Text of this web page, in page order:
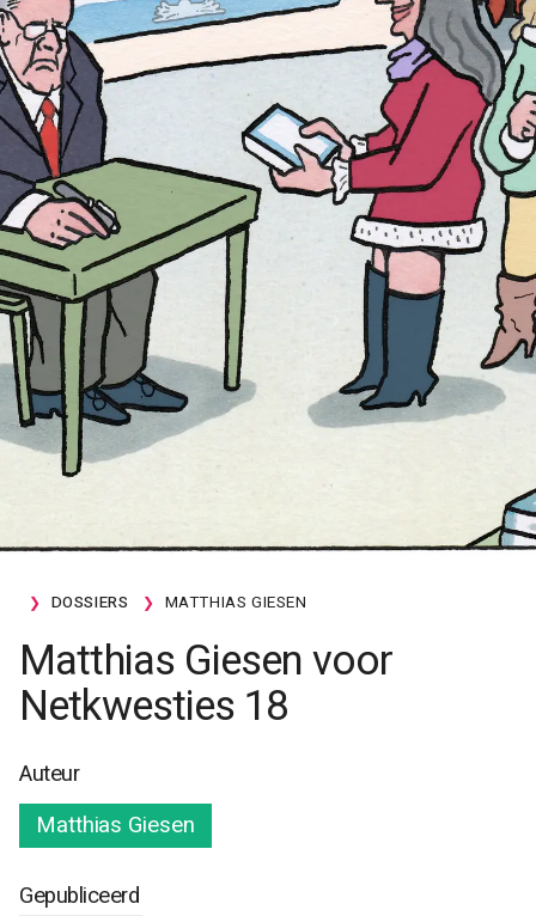
DOSSIERS MATTHIAS GIESEN
Matthias Giesen voor
Netkwesties 18
Auteur
Matthias Giesen
Gepubliceerd